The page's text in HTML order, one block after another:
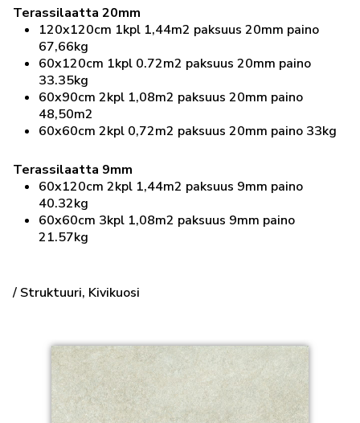
Terassilaatta 20mm
120x120cm 1kpl 1,44m2 paksuus 20mm paino
67,66kg
60x120cm 1kpl 0.72m2 paksuus 20mm paino
33.35kg
60x90cm 2kpl 1,08m2 paksuus 20mm paino
48,50m2
60x60cm 2kpl 0,72m2 paksuus 20mm paino 33kg
Terassilaatta 9mm
60x120cm 2kpl 1,44m2 paksuus 9mm paino
40.32kg
60x60cm 3kpl 1,08m2 paksuus 9mm paino
21.57kg
/ Struktuuri, Kivikuosi